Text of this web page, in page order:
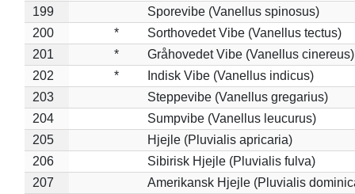
199
Sporevibe (Vanellus spinosus)
200
*
Sorthovedet Vibe (Vanellus tectus)
201
*
Gråhovedet Vibe (Vanellus cinereus)
202
*
Indisk Vibe (Vanellus indicus)
203
Steppevibe (Vanellus gregarius)
204
Sumpvibe (Vanellus leucurus)
205
Hjejle (Pluvialis apricaria)
206
Sibirisk Hjejle (Pluvialis fulva)
207
Amerikansk Hjejle (Pluvialis